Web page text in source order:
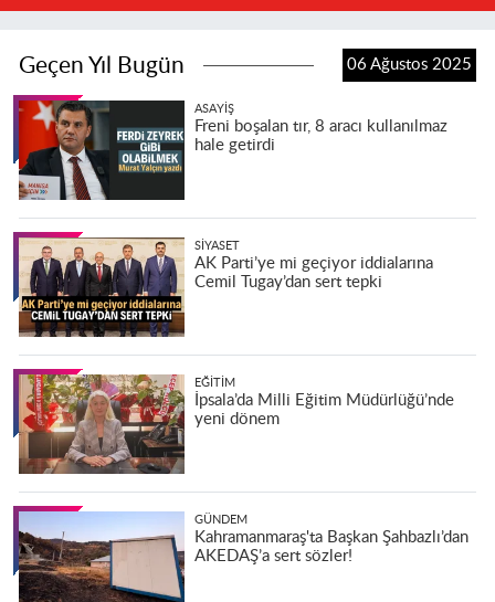
Geçen Yıl Bugün 06 Ağustos 2025
ASAYIŞ
Freni boşalan tır, 8 aracı kullanılmaz
hale getirdi
SIYASET
AK Parti’ye mi geçiyor iddialarına
Cemil Tugay’dan sert tepki
EĞITIM
İpsala’da Milli Eğitim Müdürlüğü’nde
yeni dönem
GÜNDEM
Kahramanmaraş'ta Başkan Şahbazlı’dan
AKEDAŞ’a sert sözler!